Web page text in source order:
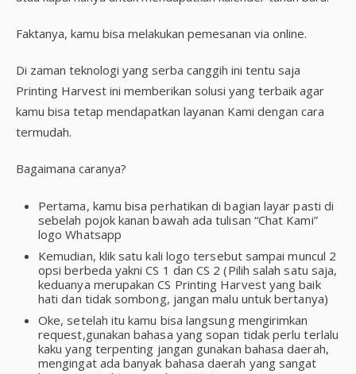
Faktanya, kamu bisa melakukan pemesanan via online.
Di zaman teknologi yang serba canggih ini tentu saja
Printing Harvest ini memberikan solusi yang terbaik agar
kamu bisa tetap mendapatkan layanan Kami dengan cara
termudah.
Bagaimana caranya?
Pertama, kamu bisa perhatikan di bagian layar pasti di
sebelah pojok kanan bawah ada tulisan “Chat Kami”
logo Whatsapp
Kemudian, klik satu kali logo tersebut sampai muncul 2
opsi berbeda yakni CS 1 dan CS 2 (Pilih salah satu saja,
keduanya merupakan CS Printing Harvest yang baik
hati dan tidak sombong, jangan malu untuk bertanya)
Oke, setelah itu kamu bisa langsung mengirimkan
request,gunakan bahasa yang sopan tidak perlu terlalu
kaku yang terpenting jangan gunakan bahasa daerah,
mengingat ada banyak bahasa daerah yang sangat